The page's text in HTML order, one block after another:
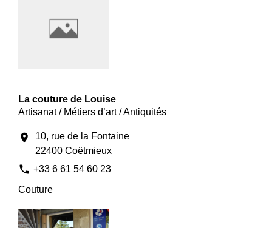
La couture de Louise
Artisanat / Métiers d’art / Antiquités
location_on
10, rue de la Fontaine
22400 Coëtmieux
phone +33 6 61 54 60 23
Couture